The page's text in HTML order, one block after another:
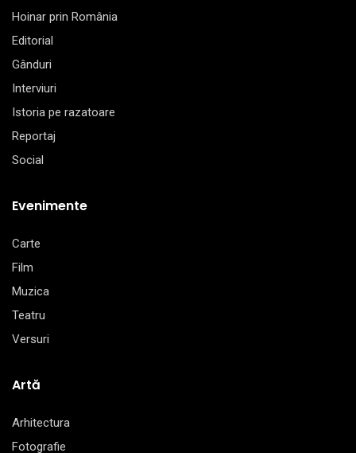
Hoinar prin România
Editorial
Gânduri
Interviuri
Istoria pe razatoare
Reportaj
Social
Evenimente
Carte
Film
Muzica
Teatru
Versuri
Artă
Arhitectura
Fotografie